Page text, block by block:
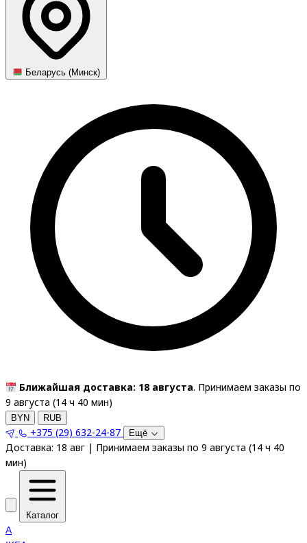
Беларусь (Минск)
Ближайшая доставка: 18 августа. Принимаем заказы по
9 августа (14 ч 40 мин)
BYN RUB
+375 (29) 632-24-87 Ещё
Доставка: 18 авг | Принимаем заказы по 9 августа (14 ч 40
мин)
Каталог
A